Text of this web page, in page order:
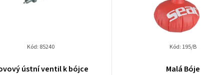
ústní ventil k bójce
Kód: 85240
Malá Bóje
Kód: 195/B